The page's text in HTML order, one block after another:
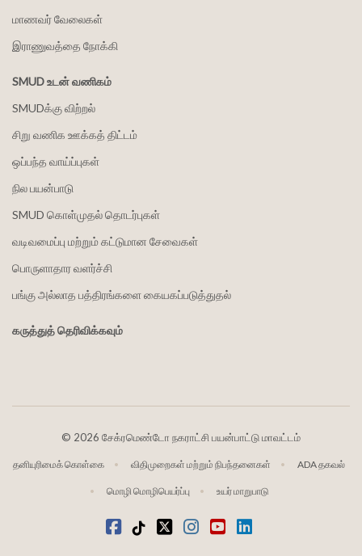
மாணவர் வேலைகள்
இராணுவத்தை நோக்கி
SMUD உடன் வணிகம்
SMUDக்கு விற்றல்
சிறு வணிக ஊக்கத் திட்டம்
ஒப்பந்த வாய்ப்புகள்
நில பயன்பாடு
SMUD கொள்முதல் தொடர்புகள்
வடிவமைப்பு மற்றும் கட்டுமான சேவைகள்
பொருளாதார வளர்ச்சி
பங்கு அல்லாத பத்திரங்களை கையகப்படுத்துதல்
கருத்துத் தெரிவிக்கவும்
© 2026 சேக்ரமெண்டோ நகராட்சி பயன்பாட்டு மாவட்டம்
தனியுரிமைக் கொள்கை விதிமுறைகள் மற்றும் நிபந்தனைகள் ADA தகவல்
மொழி மொழிபெயர்ப்பு உயர் மாறுபாடு
முகநூல்
டிக்டோக்ட்விட்டர்Instagram
வலைஒளி
LinkedIn